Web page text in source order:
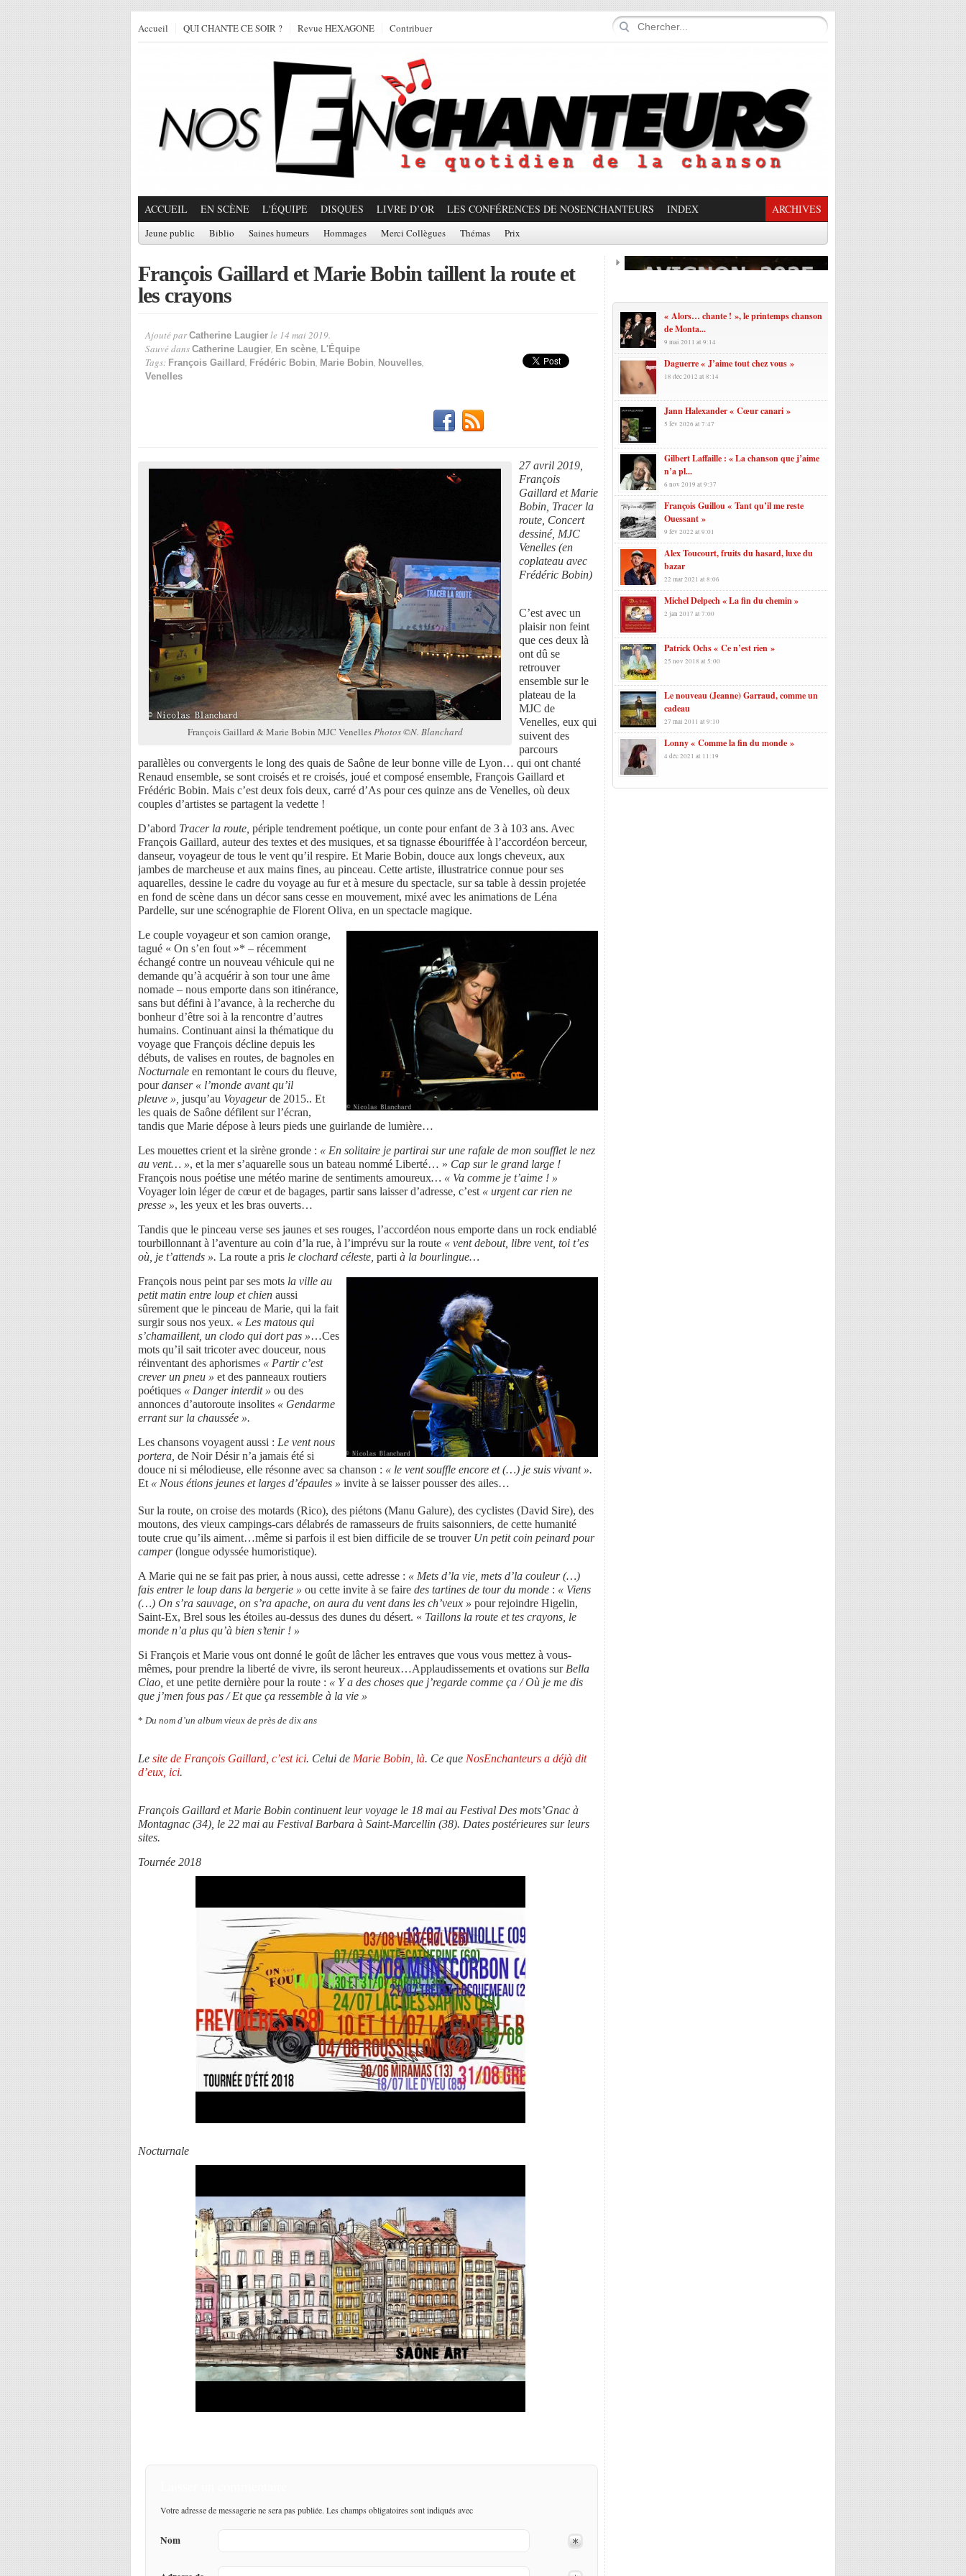
Accueil QUI CHANTE CE SOIR ? Revue HEXAGONE Contribuer
ACCUEIL EN SCÈNE L'ÉQUIPE DISQUES LIVRE D’OR LES CONFÉRENCES DE NOSENCHANTEURS INDEX ARCHIVES
Jeune public Biblio Saines humeurs Hommages Merci Collègues Thémas Prix
François Gaillard et Marie Bobin taillent la route et
les crayons
Ajouté par Catherine Laugier le 14 mai 2019.
Sauvé dans Catherine Laugier, En scène, L'Équipe
Tags: François Gaillard, Frédéric Bobin, Marie Bobin, Nouvelles,
Venelles
François Gaillard & Marie Bobin MJC VenellesPhotos ©N. Blanchard
27 avril 2019,
François
Gaillard et Marie
Bobin, Tracer la
route, Concert
dessiné, MJC
Venelles (en
coplateau avec
Frédéric Bobin)
C’est avec un
plaisir non feint
que ces deux là
ont dû se
retrouver
ensemble sur le
plateau de la
MJC de
Venelles, eux qui
suivent des
parcours
parallèles ou convergents le long des quais de Saône de leur bonne ville de Lyon… qui ont chanté
Renaud ensemble, se sont croisés et re croisés, joué et composé ensemble, François Gaillard et
Frédéric Bobin. Mais c’est deux fois deux, carré d’As pour ces quinze ans de Venelles, où deux
couples d’artistes se partagent la vedette !
D’abord Tracer la route, périple tendrement poétique, un conte pour enfant de 3 à 103 ans. Avec
François Gaillard, auteur des textes et des musiques, et sa tignasse ébouriffée à l’accordéon berceur,
danseur, voyageur de tous le vent qu’il respire. Et Marie Bobin, douce aux longs cheveux, aux
jambes de marcheuse et aux mains fines, au pinceau. Cette artiste, illustratrice connue pour ses
aquarelles, dessine le cadre du voyage au fur et à mesure du spectacle, sur sa table à dessin projetée
en fond de scène dans un décor sans cesse en mouvement, mixé avec les animations de Léna
Pardelle, sur une scénographie de Florent Oliva, en un spectacle magique.
Le couple voyageur et son camion orange,
tagué « On s’en fout »* – récemment
échangé contre un nouveau véhicule qui ne
demande qu’à acquérir à son tour une âme
nomade – nous emporte dans son itinérance,
sans but défini à l’avance, à la recherche du
bonheur d’être soi à la rencontre d’autres
humains. Continuant ainsi la thématique du
voyage que François décline depuis les
débuts, de valises en routes, de bagnoles en
Nocturnale en remontant le cours du fleuve,
pourdanser « l’monde avant qu’il
pleuve », jusqu’au Voyageurde 2015.. Et
les quais de Saône défilent sur l’écran,
tandis que Marie dépose à leurs pieds une guirlande de lumière…
Les mouettes crient et la sirène gronde : « En solitaire je partirai sur une rafale de mon soufflet le nez
au vent… », et la mer s’aquarelle sous un bateau nommé Liberté… » Cap sur le grand large !
François nous poétise une météo marine de sentiments amoureux… « Va comme je t’aime ! »
Voyager loin léger de cœur et de bagages, partir sans laisser d’adresse, c’est « urgent car rien ne
presse », les yeux et les bras ouverts…
Tandis que le pinceau verse ses jaunes et ses rouges, l’accordéon nous emporte dans un rock endiablé
tourbillonnant à l’aventure au coin d’la rue, à l’imprévu sur la route « vent debout, libre vent, toi t’es
où, je t’attends ». La route a pris le clochard céleste, parti à la bourlingue…
François nous peint par ses mots la ville au
petit matin entre loup et chien aussi
sûrement que le pinceau de Marie, qui la fait
surgir sous nos yeux. « Les matous qui
s’chamaillent, un clodo qui dort pas »…Ces
mots qu’il sait tricoter avec douceur, nous
réinventant des aphorismes « Partir c’est
crever un pneu » et des panneaux routiers
poétiques « Danger interdit » ou des
annonces d’autoroute insolites « Gendarme
errant sur la chaussée ».
Les chansons voyagent aussi : Le vent nous
portera, de Noir Désir n’a jamais été si
douce ni si mélodieuse, elle résonne avec sa chanson : « le vent souffle encore et (…) je suis vivant ».
Et « Nous étions jeunes et larges d’épaules » invite à se laisser pousser des ailes…
Sur la route, on croise des motards (Rico), des piétons (Manu Galure), des cyclistes (David Sire), des
moutons, des vieux campings-cars délabrés de ramasseurs de fruits saisonniers, de cette humanité
toute crue qu’ils aiment…même si parfois il est bien difficile de se trouver Un petit coin peinard pour
camper(longue odyssée humoristique).
A Marie qui ne se fait pas prier, à nous aussi, cette adresse : « Mets d’la vie, mets d’la couleur (…)
fais entrer le loup dans la bergerie » ou cette invite à se faire des tartines de tour du monde : « Viens
(…) On s’ra sauvage, on s’ra apache, on aura du vent dans les ch’veux » pour rejoindre Higelin,
Saint-Ex, Brel sous les étoiles au-dessus des dunes du désert. « Taillons la route et tes crayons, le
monde n’a plus qu’à bien s’tenir ! »
Si François et Marie vous ont donné le goût de lâcher les entraves que vous vous mettez à vous-
mêmes, pour prendre la liberté de vivre, ils seront heureux…Applaudissements et ovations sur Bella
Ciao, et une petite dernière pour la route : « Y a des choses que j’regarde comme ça / Où je me dis
que j’men fous pas / Et que ça ressemble à la vie »
* Du nom d’un album vieux de près de dix ans
Le site de François Gaillard, c’est ici. Celui de Marie Bobin, là. Ce que NosEnchanteurs a déjà dit
d’eux, ici.
François Gaillard et Marie Bobin continuent leur voyage le 18 mai au Festival Des mots’Gnac à
Montagnac (34), le 22 mai au Festival Barbara à Saint-Marcellin (38). Dates postérieures sur leurs
sites.
Tournée 2018
Nocturnale
Votre adresse de messagerie ne sera pas publiée. Les champs obligatoires sont indiqués avec
Nom
« Alors… chante ! », le printemps chanson
de Monta...
9 mai 2011 at 9:14
Daguerre « J’aime tout chez vous »
18 déc 2012 at 8:14
Jann Halexander « Cœur canari »
5 fév 2026 at 7:47
Gilbert Laffaille : « La chanson que j’aime
n’a pl...
6 nov 2019 at 9:37
François Guillou « Tant qu’il me reste
Ouessant »
9 fév 2022 at 9:01
Alex Toucourt, fruits du hasard, luxe du
bazar
22 mar 2021 at 8:06
Michel Delpech « La fin du chemin »
2 jan 2017 at 7:00
Patrick Ochs « Ce n’est rien »
25 nov 2018 at 5:00
Le nouveau (Jeanne) Garraud, comme un
cadeau
27 mai 2011 at 9:10
Lonny « Comme la fin du monde »
4 déc 2021 at 11:19